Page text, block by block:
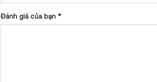
Đánh giá của bạn *